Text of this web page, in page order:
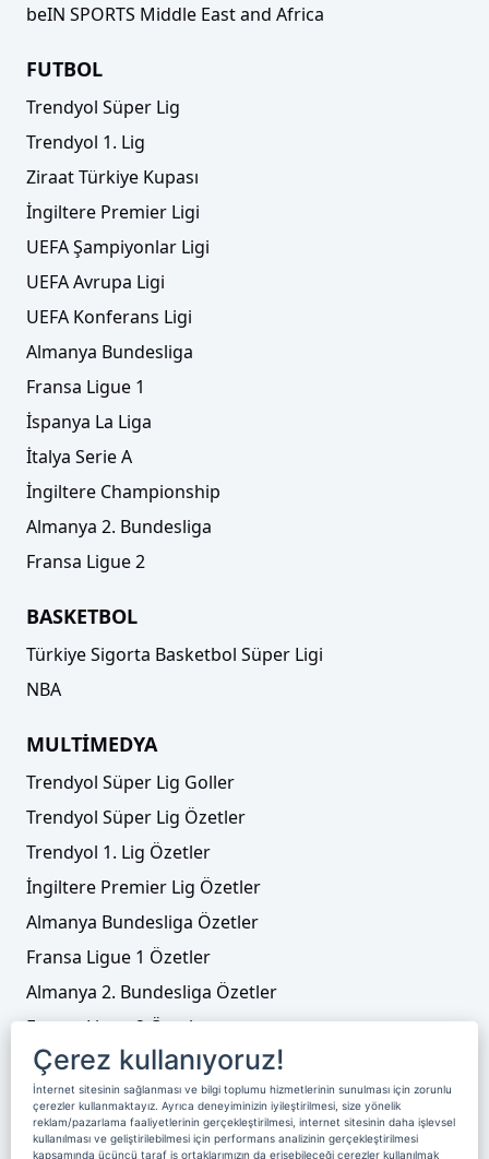
beIN SPORTS Middle East and Africa
FUTBOL
Trendyol Süper Lig
Trendyol 1. Lig
Ziraat Türkiye Kupası
İngiltere Premier Ligi
UEFA Şampiyonlar Ligi
UEFA Avrupa Ligi
UEFA Konferans Ligi
Almanya Bundesliga
Fransa Ligue 1
İspanya La Liga
İtalya Serie A
İngiltere Championship
Almanya 2. Bundesliga
Fransa Ligue 2
BASKETBOL
Türkiye Sigorta Basketbol Süper Ligi
NBA
MULTİMEDYA
Trendyol Süper Lig Goller
Trendyol Süper Lig Özetler
Trendyol 1. Lig Özetler
İngiltere Premier Lig Özetler
Almanya Bundesliga Özetler
Fransa Ligue 1 Özetler
Almanya 2. Bundesliga Özetler
Fransa Ligue 2 Özetler
Tenis
Video Liste
Foto Galeriler
Çerez kullanıyoruz!
İnternet sitesinin sağlanması ve bilgi toplumu hizmetlerinin sunulması için zorunlu
çerezler kullanmaktayız. Ayrıca deneyiminizin iyileştirilmesi, size yönelik
reklam/pazarlama faaliyetlerinin gerçekleştirilmesi, internet sitesinin daha işlevsel
kullanılması ve geliştirilebilmesi için performans analizinin gerçekleştirilmesi
kapsamında üçüncü taraf iş ortaklarımızın da erişebileceği çerezler kullanılmak